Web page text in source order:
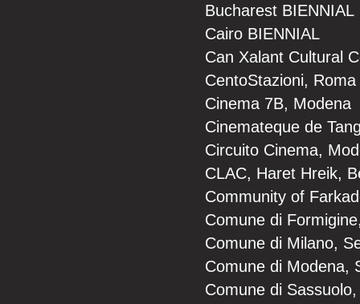
Bucharest BIENNIAL
Cairo BIENNIAL
Can Xalant Cultural
CentoStazioni, Roma
Cinema 7B, Modena
Cinemateque de
Circuito Cinema,
CLAC, Haret Hreik,
Community of
Comune di
Comune di Milano,
Comune di Modena,
Comune di